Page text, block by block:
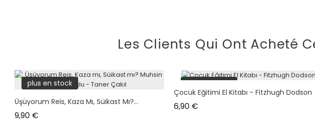
Les Clients Qui Ont Acheté
plus en stock
Üşüyorum Reis, Kaza Mı, Süikast Mı?...
9,90 €
plus en stock
Çocuk Eğitimi El Kitabı - Fitzhugh Dodson
6,90 €